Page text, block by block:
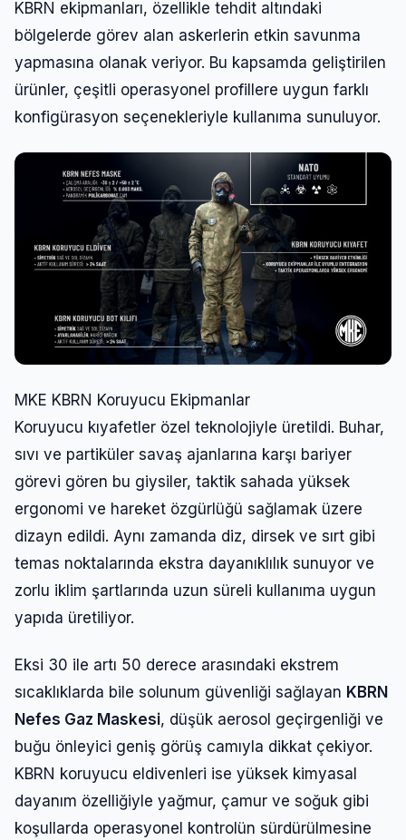
KBRN ekipmanları, özellikle tehdit altındaki
bölgelerde görev alan askerlerin etkin savunma
yapmasına olanak veriyor. Bu kapsamda geliştirilen
ürünler, çeşitli operasyonel profillere uygun farklı
konfigürasyon seçenekleriyle kullanıma sunuluyor.
MKE KBRN Koruyucu Ekipmanlar
Koruyucu kıyafetler özel teknolojiyle üretildi. Buhar,
sıvı ve partiküler savaş ajanlarına karşı bariyer
görevi gören bu giysiler, taktik sahada yüksek
ergonomi ve hareket özgürlüğü sağlamak üzere
dizayn edildi. Aynı zamanda diz, dirsek ve sırt gibi
temas noktalarında ekstra dayanıklılık sunuyor ve
zorlu iklim şartlarında uzun süreli kullanıma uygun
yapıda üretiliyor.
Eksi 30 ile artı 50 derece arasındaki ekstrem
sıcaklıklarda bile solunum güvenliği sağlayan KBRN
Nefes Gaz Maskesi, düşük aerosol geçirgenliği ve
buğu önleyici geniş görüş camıyla dikkat çekiyor.
KBRN koruyucu eldivenleri ise yüksek kimyasal
dayanım özelliğiyle yağmur, çamur ve soğuk gibi
koşullarda operasyonel kontrolün sürdürülmesine